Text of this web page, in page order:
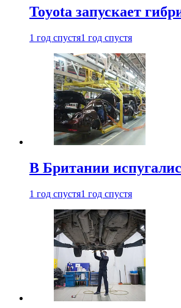
Toyota запускает
1 год спустя1 год спустя
В Британии
1 год спустя1 год спустя